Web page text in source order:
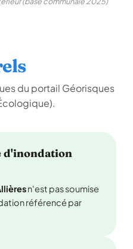
du portail Géorisques
d'inondation
n'est pas soumise
référencé par